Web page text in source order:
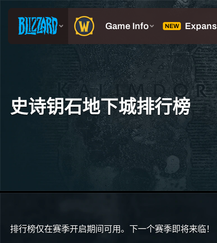
史诗钥石地下城排行榜
排行榜仅在赛季开启期间可用。下一个赛季即将来临！